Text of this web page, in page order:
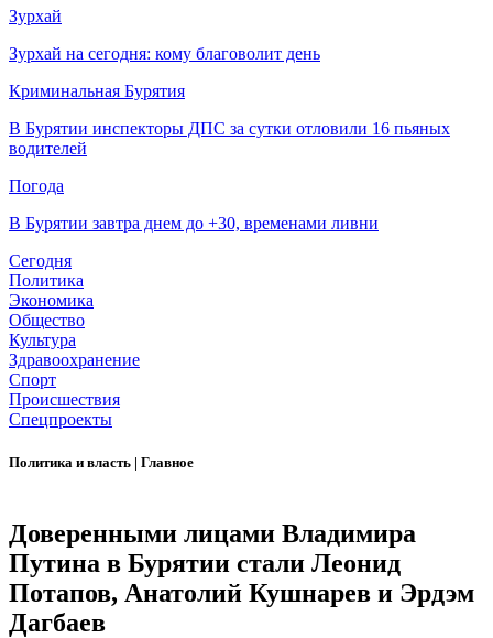
Зурхай
Зурхай на сегодня: кому благоволит день
Криминальная Бурятия
В Бурятии инспекторы ДПС за сутки отловили 16 пьяных
водителей
Погода
В Бурятии завтра днем до +30, временами ливни
Сегодня
Политика
Экономика
Общество
Культура
Здравоохранение
Спорт
Происшествия
Спецпроекты
Политика и власть | Главное
Доверенными лицами Владимира
Путина в Бурятии стали Леонид
Потапов, Анатолий Кушнарев и Эрдэм
Дагбаев